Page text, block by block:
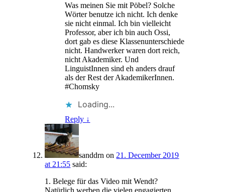
Was meinen Sie mit Pöbel? Solche
Wörter benutze ich nicht. Ich denke
sie nicht einmal. Ich bin vielleicht
Professor, aber ich bin auch Ossi,
dort gab es diese Klassenunterschiede
nicht. Handwerker waren dort reich,
nicht Akademiker. Und
LinguistInnen sind eh anders drauf
als der Rest der AkademikerInnen.
#Chomsky
Loading...
Reply ↓
sanddrn on 21. December 2019
at 21:55 said:
1. Belege für das Video mit Wendt?
Natürlich werben die vielen engagierten